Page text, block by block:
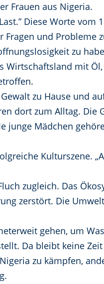
Frauen aus Nigeria.
Diese Worte vom
und Probleme
zu
mit
zu Hause und
dort zum Alltag. Die
junge Mädchen
Kulturszene.
zugleich. Das
zerstört. Die
gehen, um
Da bleibt keine
zu kämpfen,